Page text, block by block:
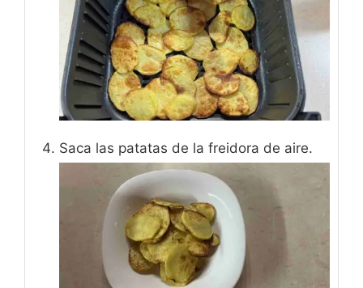
Saca las patatas de la freidora de aire.